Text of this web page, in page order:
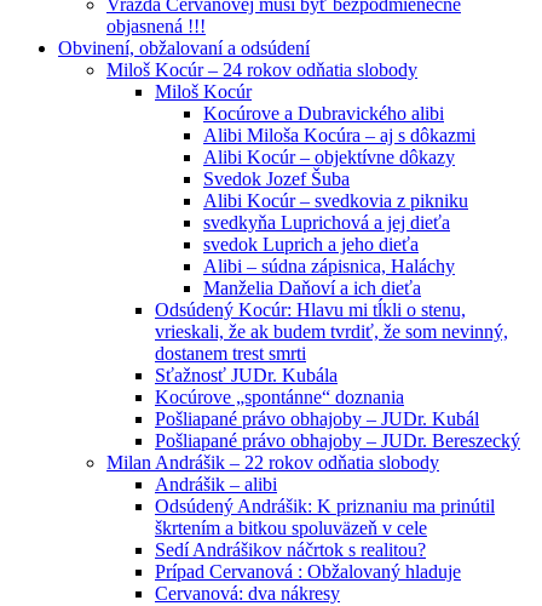
objasnená !!!
Obvinení, obžalovaní a odsúdení
Miloš Kocúr – 24 rokov odňatia slobody
Miloš Kocúr
Kocúrove a Dubravického alibi
Alibi Miloša Kocúra – aj s dôkazmi
Alibi Kocúr – objektívne dôkazy
Svedok Jozef Šuba
Alibi Kocúr – svedkovia z pikniku
svedkyňa Luprichová a jej dieťa
svedok Luprich a jeho dieťa
Alibi – súdna zápisnica, Haláchy
Manželia Daňoví a ich dieťa
Odsúdený Kocúr: Hlavu mi tĺkli o stenu,
vrieskali, že ak budem tvrdiť, že som nevinný,
dostanem trest smrti
Sťažnosť JUDr. Kubála
Kocúrove „spontánne“ doznania
Pošliapané právo obhajoby – JUDr. Kubál
Pošliapané právo obhajoby – JUDr. Bereszecký
Milan Andrášik – 22 rokov odňatia slobody
Andrášik – alibi
Odsúdený Andrášik: K priznaniu ma prinútil
škrtením a bitkou spoluväzeň v cele
Sedí Andrášikov náčrtok s realitou?
Prípad Cervanová : Obžalovaný hladuje
Cervanová: dva nákresy